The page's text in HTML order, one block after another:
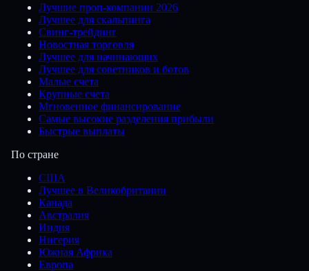
Лучшие проп-компании 2026
Лучшее для скальпинга
Свинг-трейдинг
Новостная торговля
Лучшее для начинающих
Лучшее для советников и ботов
Малые счета
Крупные счета
Мгновенное финансирование
Самые высокие разделения прибыли
Быстрые выплаты
По стране
США
Лучшее в Великобритании
Канада
Австралия
Индия
Нигерия
Южная Африка
Европа